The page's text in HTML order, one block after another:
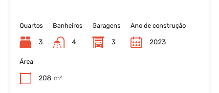
Quartos
3
Banheiros
4
Garagens
3
Ano de construção
2023
Área
208 m²